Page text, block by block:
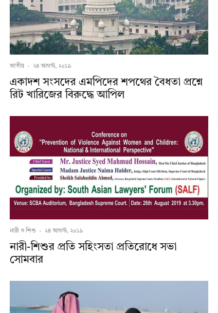
জাতীয় · ২৪ আগস্ট, ২০১৯
একাদশ সংসদের এমপিদের শপথের বৈধতা প্রশ্নে
রিট খারিজের বিরুদ্ধে আপিল
নারী ও শিশু · ২৪ আগস্ট, ২০১৯
নারী-শিশুর প্রতি সহিংসতা প্রতিরোধে সভা
সোমবার